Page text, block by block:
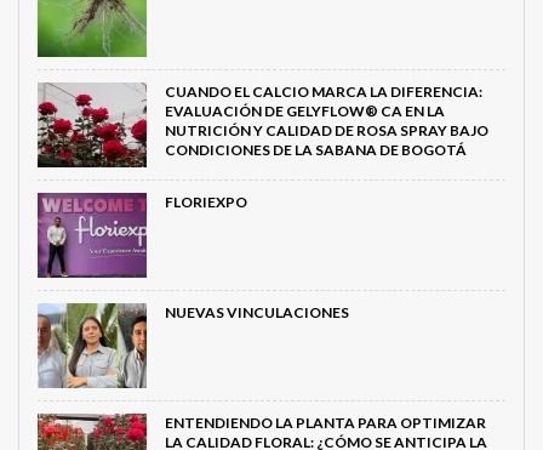
CUANDO EL CALCIO MARCA LA DIFERENCIA:
EVALUACIÓN DE GELYFLOW® CA EN LA
NUTRICIÓN Y CALIDAD DE ROSA SPRAY BAJO
CONDICIONES DE LA SABANA DE BOGOTÁ
FLORIEXPO
NUEVAS VINCULACIONES
ENTENDIENDO LA PLANTA PARA OPTIMIZAR
LA CALIDAD FLORAL: ¿CÓMO SE ANTICIPA LA